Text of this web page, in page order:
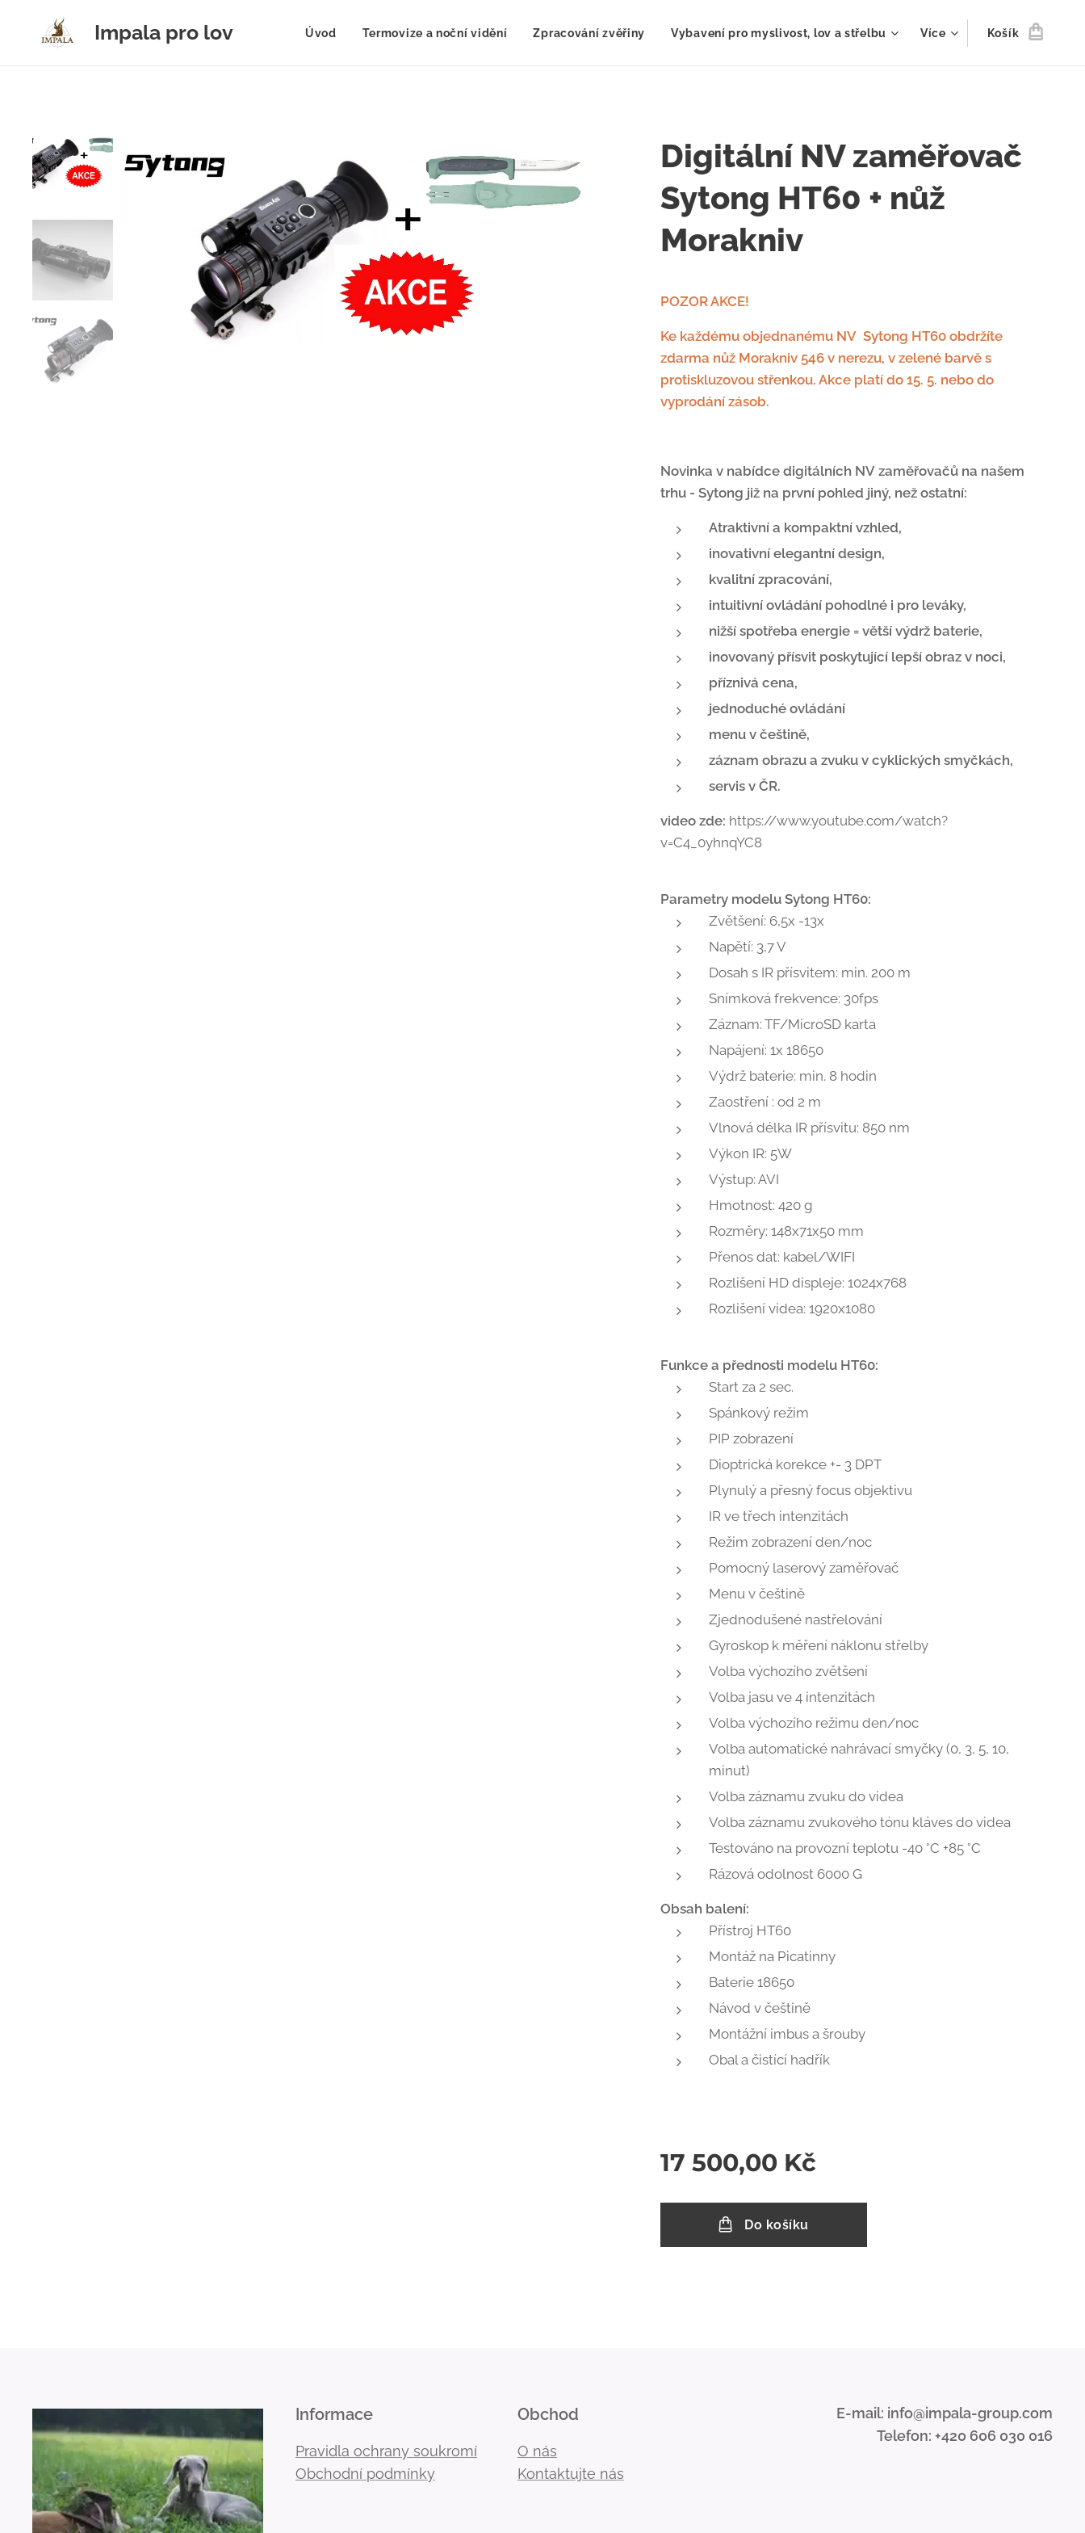
Impala pro lov Úvod Termovize a noční vidění Zpracování zvěřiny Vybavení pro myslivost, lov a střelbu Více Košík
Digitální NV zaměřovač
Sytong HT60 + nůž
Morakniv
POZOR AKCE!
Ke každému objednanému NV Sytong HT60 obdržíte
zdarma nůž Morakniv 546 v nerezu, v zelené barvě s
protiskluzovou střenkou. Akce platí do 15. 5. nebo do
vyprodání zásob.
Novinka v nabídce digitálních NV zaměřovačů na našem
trhu - Sytong již na první pohled jiný, než ostatní:
Atraktivní a kompaktní vzhled,
inovativní elegantní design,
kvalitní zpracování,
intuitivní ovládání pohodlné i pro leváky,
nižší spotřeba energie = větší výdrž baterie,
inovovaný přísvit poskytující lepší obraz v noci,
příznivá cena,
jednoduché ovládání
menu v češtině,
záznam obrazu a zvuku v cyklických smyčkách,
servis v ČR.
video zde: https://www.youtube.com/watch?
v=C4_0yhnqYC8
Parametry modelu Sytong HT60:
Zvětšení: 6,5x -13x
Napětí: 3,7 V
Dosah s IR přísvitem: min. 200 m
Snímková frekvence: 30fps
Záznam: TF/MicroSD karta
Napájení: 1x 18650
Výdrž baterie: min. 8 hodin
Zaostření : od 2 m
Vlnová délka IR přísvitu: 850 nm
Výkon IR: 5W
Výstup: AVI
Hmotnost: 420 g
Rozměry: 148x71x50 mm
Přenos dat: kabel/WIFI
Rozlišení HD displeje: 1024x768
Rozlišení videa: 1920x1080
Funkce a přednosti modelu HT60:
Start za 2 sec.
Spánkový režim
PIP zobrazení
Dioptrická korekce +- 3 DPT
Plynulý a přesný focus objektivu
IR ve třech intenzitách
Režim zobrazení den/noc
Pomocný laserový zaměřovač
Menu v češtině
Zjednodušené nastřelování
Gyroskop k měření náklonu střelby
Volba výchozího zvětšení
Volba jasu ve 4 intenzitách
Volba výchozího režimu den/noc
Volba automatické nahrávací smyčky (0, 3, 5, 10,
minut)
Volba záznamu zvuku do videa
Volba záznamu zvukového tónu kláves do videa
Testováno na provozní teplotu -40 °C +85 °C
Rázová odolnost 6000 G
Obsah balení:
Přístroj HT60
Montáž na Picatinny
Baterie 18650
Návod v češtině
Montážní imbus a šrouby
Obal a čistící hadřík
17 500,00 Kč
Do košíku
Informace
Pravidla ochrany soukromí
Obchodní podmínky
Obchod
O nás
Kontaktujte nás
E-mail: info@impala-group.com
Telefon: +420 606 030 016